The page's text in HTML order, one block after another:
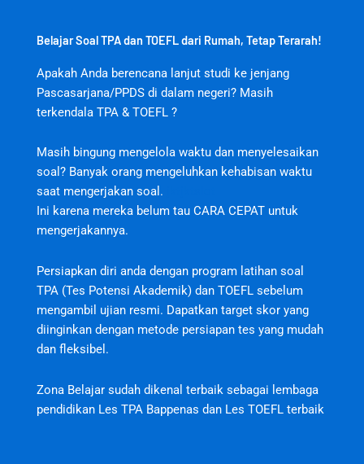
Belajar Soal TPA dan TOEFL dari Rumah, Tetap Terarah!
Apakah Anda berencana lanjut studi ke jenjang
Pascasarjana/PPDS di dalam negeri? Masih
terkendala TPA & TOEFL ?
Masih bingung mengelola waktu dan menyelesaikan
soal? Banyak orang mengeluhkan kehabisan waktu
saat mengerjakan soal.
Ini karena mereka belum tau CARA CEPAT untuk
mengerjakannya.
Persiapkan diri anda dengan program latihan soal
TPA (Tes Potensi Akademik) dan TOEFL sebelum
mengambil ujian resmi. Dapatkan target skor yang
diinginkan dengan metode persiapan tes yang mudah
dan fleksibel.
Zona Belajar sudah dikenal terbaik sebagai lembaga
pendidikan Les TPA Bappenas dan Les TOEFL terbaik